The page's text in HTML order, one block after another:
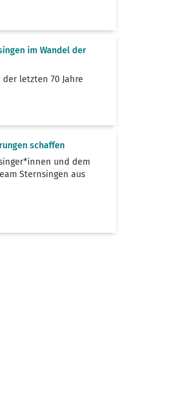
im Wandel der
letzten 70 Jahre
schaffen
und dem
Sternsingen aus